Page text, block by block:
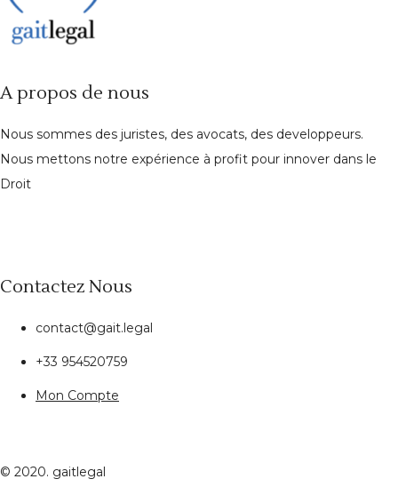
A propos de nous
Nous sommes des juristes, des avocats, des developpeurs.
Nous mettons notre expérience à profit pour innover dans le
Droit
Contactez Nous
contact@gait.legal
+33 954520759
Mon Compte
© 2020. gaitlegal